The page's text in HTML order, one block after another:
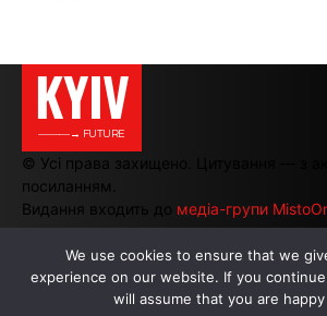
KYIV
———→ FUTURE
© Усі права захищено. Цитування — з
посиланням.
Видання входить до медіа-групи
АВТОРИ |
We use cookies to ensure that we
experience on our website. If you
will assume that you are